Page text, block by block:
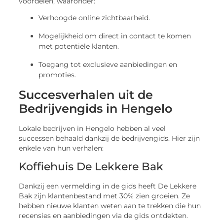
Verhoogde online zichtbaarheid.
Mogelijkheid om direct in contact te komen
met potentiële klanten.
Toegang tot exclusieve aanbiedingen en
promoties.
Succesverhalen uit de
Bedrijvengids in Hengelo
Lokale bedrijven in Hengelo hebben al veel
successen behaald dankzij de bedrijvengids. Hier zijn
enkele van hun verhalen:
Koffiehuis De Lekkere Bak
Dankzij een vermelding in de gids heeft De Lekkere
Bak zijn klantenbestand met 30% zien groeien. Ze
hebben nieuwe klanten weten aan te trekken die hun
recensies en aanbiedingen via de gids ontdekten.